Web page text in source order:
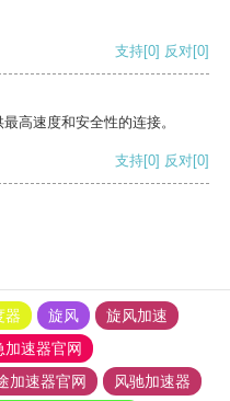
支持[0] 反对[0]
高速度和安全性的连接。
支持[0] 反对[0]
器 旋风
旋风加速
加速器官网
加速器官网 风驰加速器